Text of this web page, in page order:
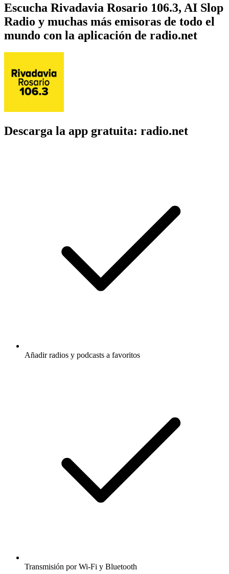
Escucha Rivadavia Rosario 106.3, AI Slop
Radio y muchas más emisoras de todo el
mundo con la aplicación de radio.net
Descarga la app gratuita: radio.net
Añadir radios y podcasts a favoritos
Transmisión por Wi-Fi y Bluetooth